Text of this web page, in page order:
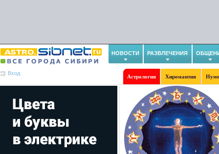
НОВОСТИ РАЗВЛЕЧЕНИЯ
Вход
Астрология Хиромантия